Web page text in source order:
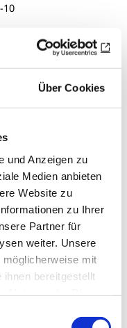
Über Cookies
und Anzeigen zu
Medien anbieten
Website zu
zu Ihrer
Partner für
weiter. Unsere
mit
bereitgestellt
10